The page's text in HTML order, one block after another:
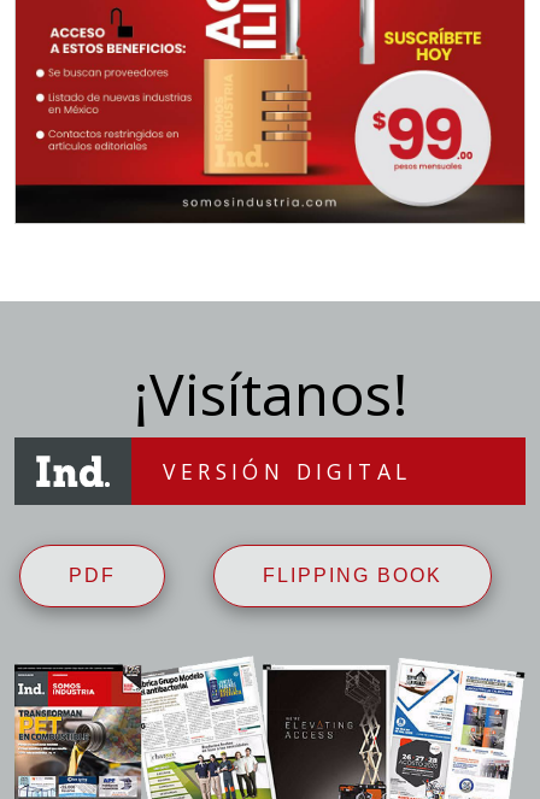
¡Visítanos!
VERSIÓN DIGITAL
PDF FLIPPING BOOK